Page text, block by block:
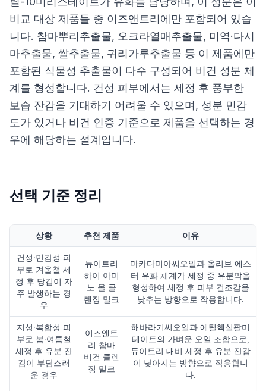
비교 대상 제품들 중 이즈앤트리에만 포함되어 있습
니다. 참마뿌리추출물, 오크라열매추출물, 미역·다시
마추출물, 쌀추출물, 귀리가루추출물 등 이 제품에만
포함된 식물성 추출물이 다수 구성되어 비건 성분 체
계를 형성합니다. 건성 피부에서는 세정 후 풍부한
보습 잔감을 기대하기 어려울 수 있으며, 성분 민감
도가 있거나 비건 인증 기준으로 제품을 선택하는 경
우에 해당하는 설계입니다.
선택 기준 정리
상황 추천 제품 이유
건성·민감성 피
부로 겨울철 세
정 후 당김이 자
주 발생하는 경
우
듀이트리
하이 아미
노 올 클
렌징 밀크
마카다미아씨오일과 올리브 에스
터 유화 체계가 세정 중 유분막을
형성하여 세정 후 피부 건조감을
낮추는 방향으로 작용합니다.
지성·복합성 피
부로 봄·여름철
세정 후 유분 잔
감이 부담스러
운 경우
이즈앤트
리 참마
비건 클렌
징 밀크
해바라기씨오일과 에틸헥실팔미
테이트의 가벼운 오일 조합으로,
듀이트리 대비 세정 후 유분 잔감
이 낮아지는 방향으로 작용합니
다.